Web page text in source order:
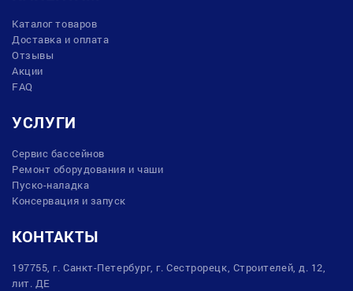
Каталог товаров
Доставка и оплата
Отзывы
Акции
FAQ
УСЛУГИ
Сервис бассейнов
Ремонт оборудования и чаши
Пуско-наладка
Консервация и запуск
КОНТАКТЫ
197755, г. Санкт-Петербург, г. Сестрорецк, Строителей, д. 12,
лит. ДЕ